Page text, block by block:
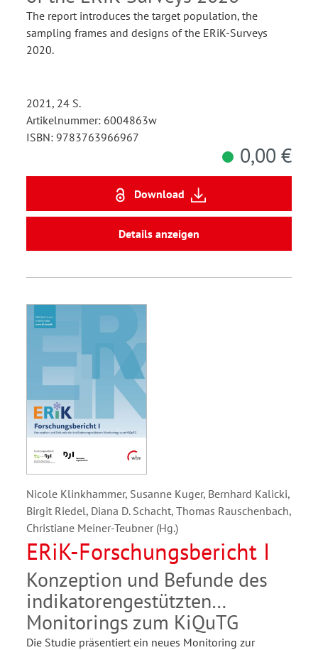
The report introduces the target population, the
sampling frames and designs of the ERiK-Surveys
2020.
2021, 24 S.
Artikelnummer: 6004863w
ISBN: 9783763966967
0,00 €
Download
Details anzeigen
Nicole Klinkhammer, Susanne Kuger, Bernhard Kalicki,
Birgit Riedel, Diana D. Schacht, Thomas Rauschenbach,
Christiane Meiner-Teubner (Hg.)
ERiK-Forschungsbericht I
Konzeption und Befunde des
indikatorengestützten
Monitorings zum KiQuTG
Die Studie präsentiert ein neues Monitoring zur